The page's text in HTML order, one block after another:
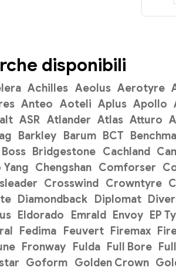
disponibili
Achilles Aeolus Aerotyre
Anteo Aoteli Aplus Apollo
ASR Atlander Atlas Atturo
Barkley Barum BCT
Bridgestone Cachland
Yang Chengshan Comforser
Crosswind Crowntyre
Diamondback Diplomat
Eldorado Emrald Envoy EP
Fedima Feuvert Firemax
Fronway Fulda Full Bore
Goform Golden Crown